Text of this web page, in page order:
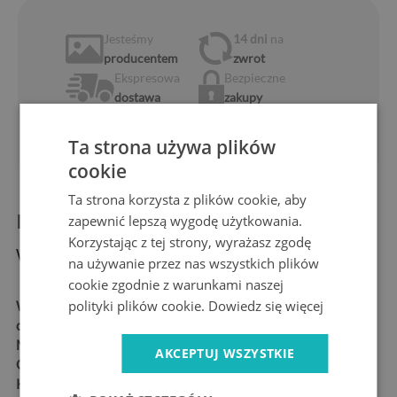
Jesteśmy
producentem
14 dni na
zwrot
Ekspresowa
dostawa
Bezpieczne
zakupy
Informacje o produkcie:
Wymiary produktu:
Wymiary:52x30 cm, 52x40
cm, 60x52 cm, 80x52 cm
Materiał:
Grubość:
Kształt:
Ta strona używa plików
cookie
Ta strona korzysta z plików cookie, aby
zapewnić lepszą wygodę użytkowania.
Korzystając z tej strony, wyrażasz zgodę
na używanie przez nas wszystkich plików
cookie zgodnie z warunkami naszej
polityki plików cookie. Dowiedz się więcej
AKCEPTUJ WSZYSTKIE